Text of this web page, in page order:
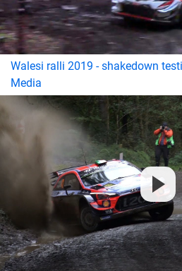
Walesi ralli 2019 - shakedown
Media